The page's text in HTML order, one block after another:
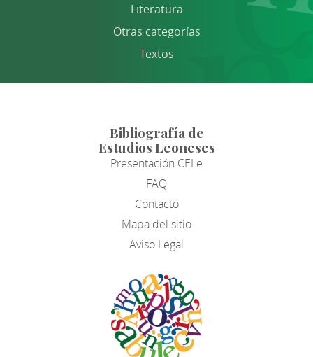
Literatura
Otras categorías
Textos
Bibliografía de
Estudios Leoneses
Presentación CELe
FAQ
Contacto
Mapa del sitio
Aviso Legal